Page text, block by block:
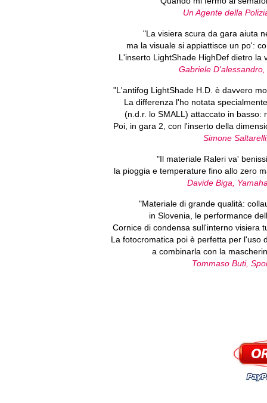
Un Agente della
"La visiera scura da gara aiuta
ma la visuale si appiattisce un po':
L'inserto LightShade HighDef dietro la
Gabriele
"L'antifog LightShade H.D. è davvero
La differenza l'ho notata
(n.d.r. lo SMALL) attaccato in basso:
Poi, in gara 2, con l'inserto della
Simone
"Il materiale Raleri va'
la pioggia e temperature fino allo zero
Davide Biga,
"Materiale di grande qualità:
in Slovenia, le performance
Cornice di condensa sull'interno visiera
La fotocromatica poi è perfetta per l'uso
a combinarla con la
Tommaso Buti,